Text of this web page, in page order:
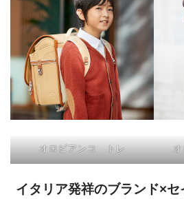
オロビアンコ トレ
イタリア発祥のブランド×